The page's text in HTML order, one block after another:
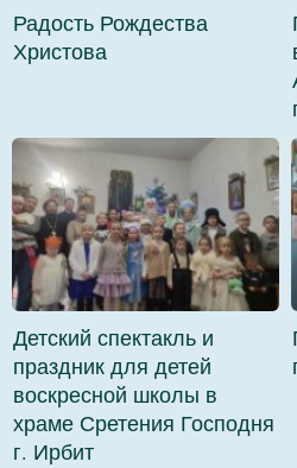
Радость Рождества
Христова
Детский спектакль и
праздник для детей
воскресной школы в
храме Сретения Господня
г. Ирбит